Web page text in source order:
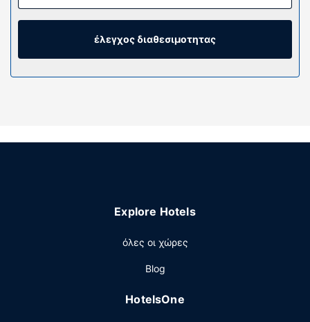
μας, όπου θα βρείτε την εξής παροχή: ψυγείο. Mπορείτε
να είστε πάντα online με δωρεάν ασύρματη πρόσβαση
στο ίντερνετ κι επίσης παρέχονται για τη διασκέδασή
Απολαύστε τις ψυχαγωγικές δυνατότητες, όπως
αυτό το ξενοδοχείο. Επίσης, θα βρείτε σνακ σε μια
ποτό στο μπαρ/lounge. Με επιπλέον χρέωση είναι
έλεγχος διαθεσιμοτητας
Explore Hotels
όλες οι χώρες
Blog
HotelsOne